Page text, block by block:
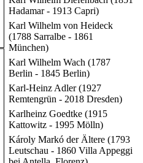
Hadamar - 1913 Capri)
Karl Wilhelm von Heideck
(1788 Sarralbe - 1861
München)
Karl Wilhelm Wach (1787
Berlin - 1845 Berlin)
Karl-Heinz Adler (1927
Remtengrün - 2018 Dresden)
Karlheinz Goedtke (1915
Kattowitz - 1995 Mölln)
Károly Markó der Ältere (1793
Leutschau - 1860 Villa Appeggi